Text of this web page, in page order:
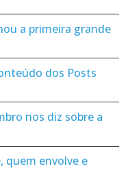
a primeira grande
dos Posts
nos diz sobre a
quem envolve e